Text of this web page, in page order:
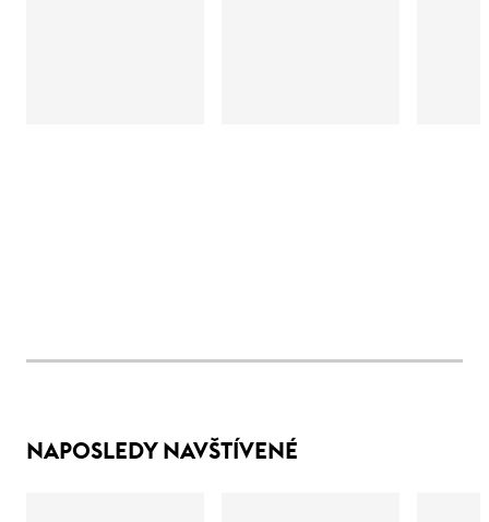
NAPOSLEDY NAVŠTÍVENÉ